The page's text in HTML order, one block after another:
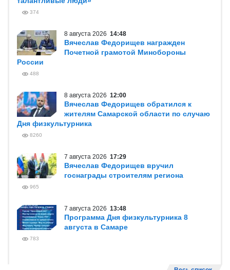
374
8 августа 2026 14:48
Вячеслав Федорищев награжден
Почетной грамотой Минобороны
России
488
8 августа 2026 12:00
Вячеслав Федорищев обратился к
жителям Самарской области по случаю
Дня физкультурника
8260
7 августа 2026 17:29
Вячеслав Федорищев вручил
госнаграды строителям региона
965
7 августа 2026 13:48
Программа Дня физкультурника 8
августа в Самаре
783